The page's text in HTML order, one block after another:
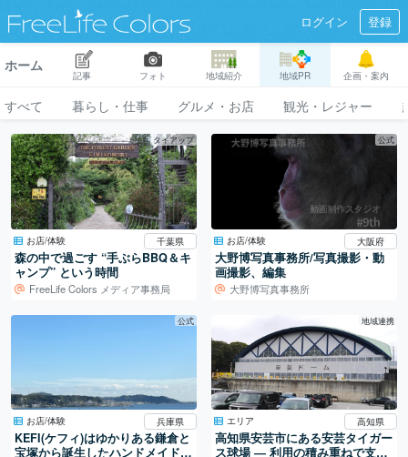
ログイン 登録
ホーム
記事 フォト 地域紹介 地域PR 企画・案内
すべて 暮らし・仕事 グルメ・お店 観光・レジャー
タイアップ
お店/体験 千葉県
森の中で過ごす “手ぶらBBQ＆キ
ャンプ” という時間
FreeLife Colors メディア事務局
公式
お店/体験 大阪府
大野博写真事務所/写真撮影・動
画撮影、編集
大野博写真事務所
公式
お店/体験 兵庫県
KEFI(ケフィ)はゆかりある鎌倉と
宝塚から誕生したハンドメイドブ
地域連携
エリア 高知県
高知県安芸市にある安芸タイガー
ス球場 ― 利用の積み重ねで支え